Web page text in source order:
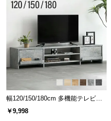
幅120/150/180cm 多機能テレビボ
ード 木目/石目調 オープン収納・
引き出し収納付き
￥9,998